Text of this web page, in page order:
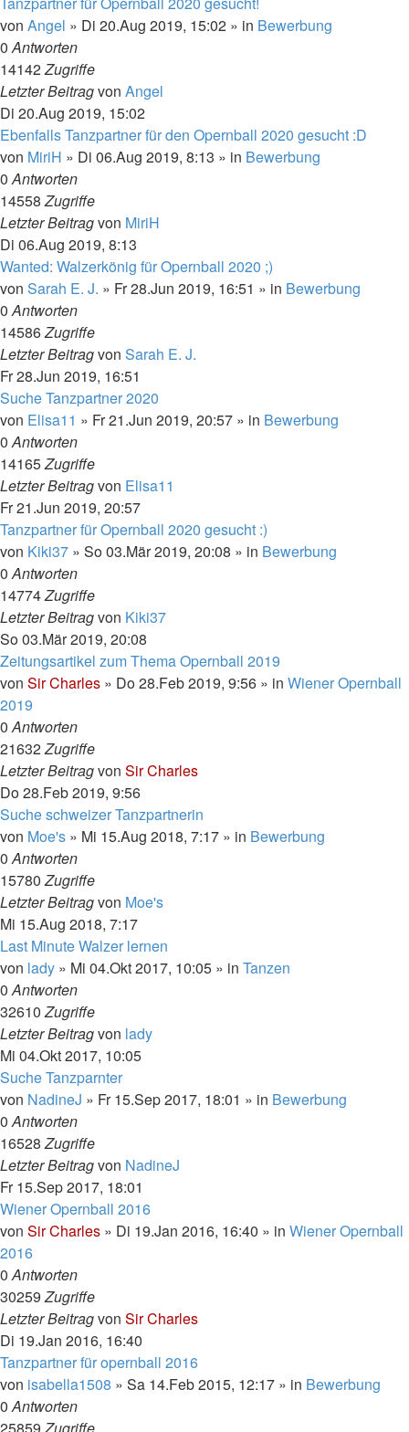
von Angel » Di 20.Aug 2019, 15:02 » in Bewerbung
0Antworten
14142Zugriffe
Letzter Beitragvon Angel
Di 20.Aug 2019, 15:02
Ebenfalls Tanzpartner für den Opernball 2020 gesucht :D
von MiriH » Di 06.Aug 2019, 8:13 » in Bewerbung
0Antworten
14558Zugriffe
Letzter Beitragvon MiriH
Di 06.Aug 2019, 8:13
Wanted: Walzerkönig für Opernball 2020 ;)
von Sarah E. J. » Fr 28.Jun 2019, 16:51 » in Bewerbung
0Antworten
14586Zugriffe
Letzter Beitragvon Sarah E. J.
Fr 28.Jun 2019, 16:51
Suche Tanzpartner 2020
von Elisa11 » Fr 21.Jun 2019, 20:57 » in Bewerbung
0Antworten
14165Zugriffe
Letzter Beitragvon Elisa11
Fr 21.Jun 2019, 20:57
Tanzpartner für Opernball 2020 gesucht :)
von Kiki37 » So 03.Mär 2019, 20:08 » in Bewerbung
0Antworten
14774Zugriffe
Letzter Beitragvon Kiki37
So 03.Mär 2019, 20:08
Zeitungsartikel zum Thema Opernball 2019
von Sir Charles » Do 28.Feb 2019, 9:56 » in Wiener Opernball
2019
0Antworten
21632Zugriffe
Letzter Beitragvon Sir Charles
Do 28.Feb 2019, 9:56
Suche schweizer Tanzpartnerin
von Moe's » Mi 15.Aug 2018, 7:17 » in Bewerbung
0Antworten
15780Zugriffe
Letzter Beitragvon Moe's
Mi 15.Aug 2018, 7:17
Last Minute Walzer lernen
von lady » Mi 04.Okt 2017, 10:05 » in Tanzen
0Antworten
32610Zugriffe
Letzter Beitragvon lady
Mi 04.Okt 2017, 10:05
Suche Tanzparnter
von NadineJ » Fr 15.Sep 2017, 18:01 » in Bewerbung
0Antworten
16528Zugriffe
Letzter Beitragvon NadineJ
Fr 15.Sep 2017, 18:01
Wiener Opernball 2016
von Sir Charles » Di 19.Jan 2016, 16:40 » in Wiener Opernball
2016
0Antworten
30259Zugriffe
Letzter Beitragvon Sir Charles
Di 19.Jan 2016, 16:40
Tanzpartner für opernball 2016
von isabella1508 » Sa 14.Feb 2015, 12:17 » in Bewerbung
0Antworten